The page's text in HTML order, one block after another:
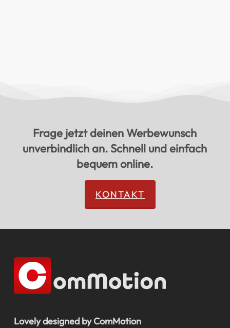
Frage jetzt deinen Werbewunsch
unverbindlich an. Schnell und einfach
bequem online.
KONTAKT
Lovely designed by ComMotion